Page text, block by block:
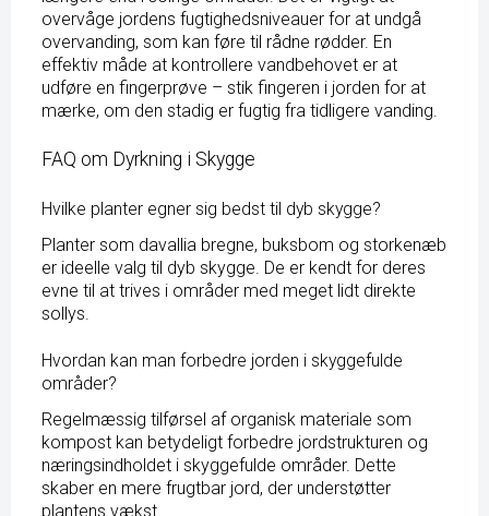
overvåge jordens fugtighedsniveauer for at undgå
overvanding, som kan føre til rådne rødder. En
effektiv måde at kontrollere vandbehovet er at
udføre en fingerprøve – stik fingeren i jorden for at
mærke, om den stadig er fugtig fra tidligere vanding.
FAQ om Dyrkning i Skygge
Hvilke planter egner sig bedst til dyb skygge?
Planter som davallia bregne, buksbom og storkenæb
er ideelle valg til dyb skygge. De er kendt for deres
evne til at trives i områder med meget lidt direkte
sollys.
Hvordan kan man forbedre jorden i skyggefulde
områder?
Regelmæssig tilførsel af organisk materiale som
kompost kan betydeligt forbedre jordstrukturen og
næringsindholdet i skyggefulde områder. Dette
skaber en mere frugtbar jord, der understøtter
plantens vækst.